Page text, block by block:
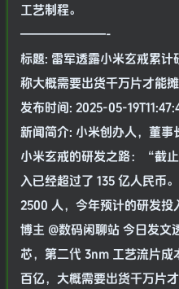
工艺制程。
———————-
标题: 雷军透露小米玄戒累计
称大概需要出货千万片才能
发布时间: 2025-05-
新闻简介: 小米创办人，董事
小米玄戒的研发之路：“截
入已经超过了 135 亿人民币
2500 人，今年预计的研发投
博主 @数码闲聊站 今日发文
芯，第二代 3nm 工艺流片
百亿，大概需要出货千万片才